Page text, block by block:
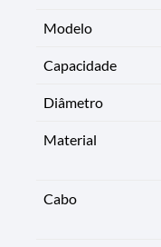
Modelo
Capacidade
Diâmetro
Material
Cabo